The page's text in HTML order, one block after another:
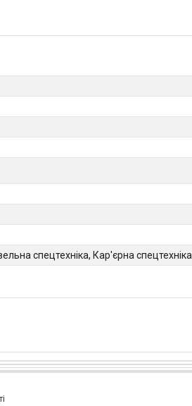
спецтехніка, Кар'єрна спецтехніка